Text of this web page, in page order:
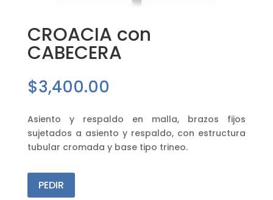
CROACIA con
CABECERA
$3,400.00
Asiento y respaldo en malla, brazos fijos
sujetados a asiento y respaldo, con estructura
tubular cromada y base tipo trineo.
PEDIR